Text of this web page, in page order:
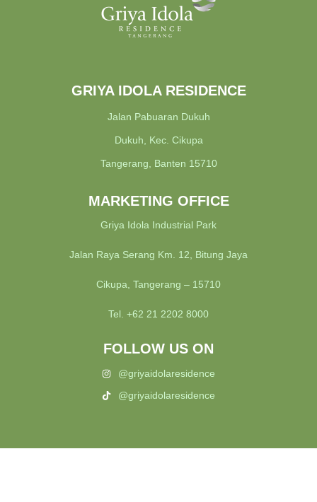
GRIYA IDOLA RESIDENCE
Jalan Pabuaran Dukuh
Dukuh, Kec. Cikupa
Tangerang, Banten 15710
MARKETING OFFICE
Griya Idola Industrial Park
Jalan Raya Serang Km. 12, Bitung Jaya
Cikupa, Tangerang – 15710
Tel. +62 21 2202 8000
FOLLOW US ON
@griyaidolaresidence
@griyaidolaresidence